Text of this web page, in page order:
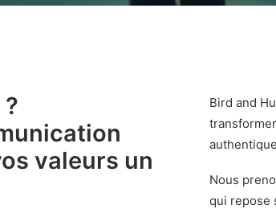
valeurs un
Bird and
Nous
qui repose